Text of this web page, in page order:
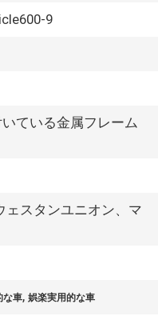
9
ている金属フレーム
ェスタンユニオン、マ
な車,娯楽実用的な車